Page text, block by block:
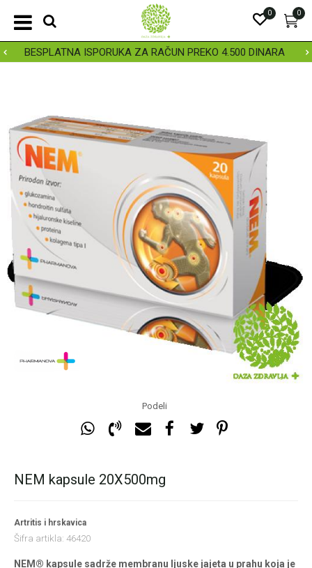
BESPLATNA ISPORUKA ZA RAČUN PREKO 4.500 DINARA
0
0
Podeli
NEM kapsule 20X500mg
Artritis i hrskavica
Šifra artikla: 46420
NEM® kapsule sadrže membranu ljuske jajeta u prahu koja je